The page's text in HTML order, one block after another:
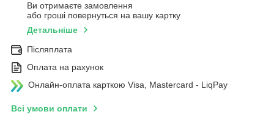
Ви отримаєте замовлення
або гроші повернуться на вашу картку
Детальніше
Післяплата
Оплата на рахунок
Онлайн-оплата карткою Visa, Mastercard - LiqPay
Всі умови оплати